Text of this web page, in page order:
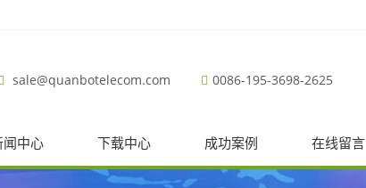
sale@quanbotelecom.com 0086-195-3698-2625
闻中心 下载中心 成功案例 在线留言